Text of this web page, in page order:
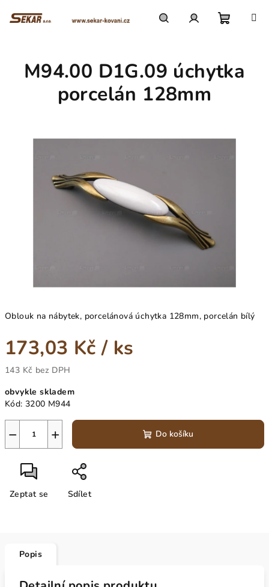
košík
Oblouk na nábytek, porcelánová úchytka 128mm, porcelán bílý
173,03 Kč/ ks
143 Kč bez DPH
cena:
obvykle skladem
Kód: 3200 M944
+
− Do košíku
Zeptat se Sdílet
M94.00 D1G.09 úchytka
porcelán 128mm
Popis